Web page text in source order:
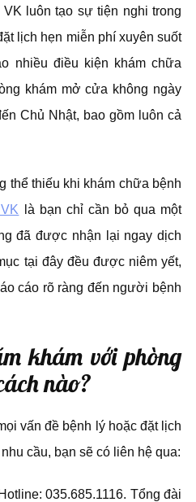
luôn tạo sự tiện nghi trong
lịch hẹn miễn phí xuyên suốt
nhiều điều kiện khám chữa
khám mở cửa không ngày
Chủ Nhật, bao gồm luôn cả
thể thiếu khi khám chữa bệnh
là bạn chỉ cần bỏ qua một
đã được nhận lại ngay dịch
tại đây đều được niêm yết,
cáo rõ ràng đến người bệnh
khám với phòng
nào?
vấn đề bệnh lý hoặc đặt lịch
cầu, bạn sẽ có liên hệ qua:
035.685.1116. Tổng đài